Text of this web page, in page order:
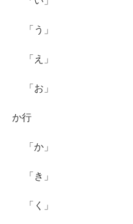
「う」
「え」
「お」
か行
「か」
「き」
「く」